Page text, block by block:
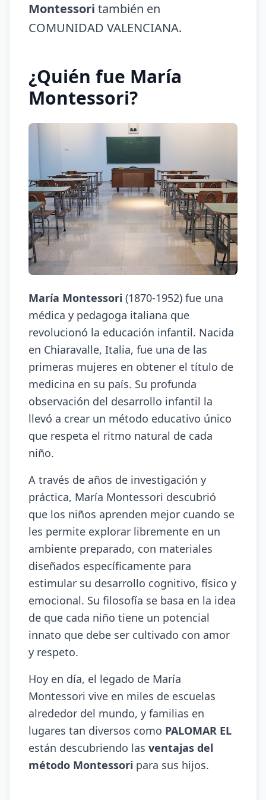
Montessori también en
COMUNIDAD VALENCIANA.
¿Quién fue María
Montessori?
María Montessori (1870-1952) fue una
médica y pedagoga italiana que
revolucionó la educación infantil. Nacida
en Chiaravalle, Italia, fue una de las
primeras mujeres en obtener el título de
medicina en su país. Su profunda
observación del desarrollo infantil la
llevó a crear un método educativo único
que respeta el ritmo natural de cada
niño.
A través de años de investigación y
práctica, María Montessori descubrió
que los niños aprenden mejor cuando se
les permite explorar libremente en un
ambiente preparado, con materiales
diseñados específicamente para
estimular su desarrollo cognitivo, físico y
emocional. Su filosofía se basa en la idea
de que cada niño tiene un potencial
innato que debe ser cultivado con amor
y respeto.
Hoy en día, el legado de María
Montessori vive en miles de escuelas
alrededor del mundo, y familias en
lugares tan diversos como PALOMAR EL
están descubriendo las ventajas del
método Montessori para sus hijos.